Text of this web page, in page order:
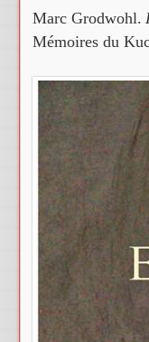
Marc Grodwohl.
Mémoires du